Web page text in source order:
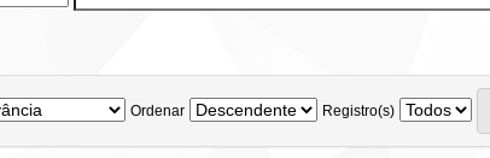
Ordenar Registro(s)